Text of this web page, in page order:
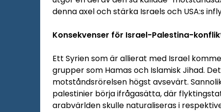
denna axel och stärka Israels och USA:s
Konsekvenser för Israel-Palestina-
Ett Syrien som är allierat med Israel
grupper som Hamas och Islamisk Jihad.
motståndsrörelsen högst avsevärt.
palestinier börja ifrågasätta, där
arabvärlden skulle naturaliseras i